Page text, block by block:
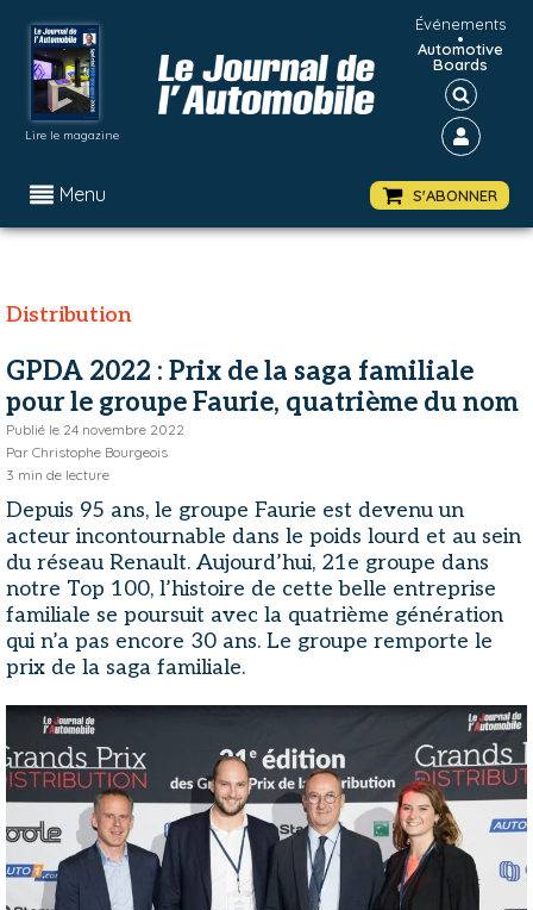
Lire le magazine
Événements
•
Automotive
Boards
Menu S'ABONNER
Distribution
GPDA 2022 : Prix de la saga familiale
pour le groupe Faurie, quatrième du nom
Publié le 24 novembre 2022
Par Christophe Bourgeois
3 min de lecture
Depuis 95 ans, le groupe Faurie est devenu un
acteur incontournable dans le poids lourd et au sein
du réseau Renault. Aujourd’hui, 21e groupe dans
notre Top 100, l’histoire de cette belle entreprise
familiale se poursuit avec la quatrième génération
qui n’a pas encore 30 ans. Le groupe remporte le
prix de la saga familiale.